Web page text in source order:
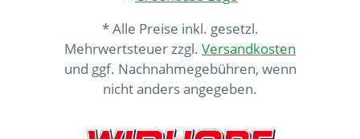
* Alle Preise inkl. gesetzl.
Mehrwertsteuer zzgl. Versandkosten
und ggf. Nachnahmegebühren, wenn
nicht anders angegeben.